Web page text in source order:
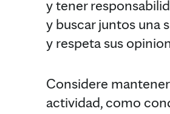
y tener
y buscar juntos una
y respeta sus
Considere
actividad, como